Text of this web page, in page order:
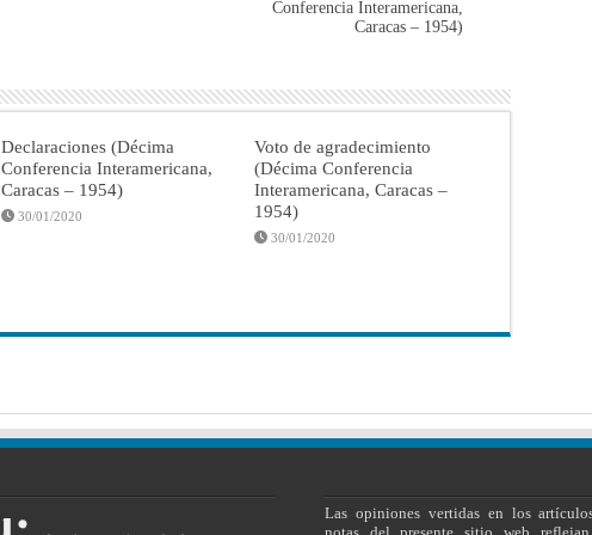
Conferencia Interamericana,
Caracas – 1954)
Declaraciones (Décima
Conferencia Interamericana,
Caracas – 1954)
30/01/2020
Voto de agradecimiento
(Décima Conferencia
Interamericana, Caracas –
1954)
30/01/2020
Las opiniones vertidas en los